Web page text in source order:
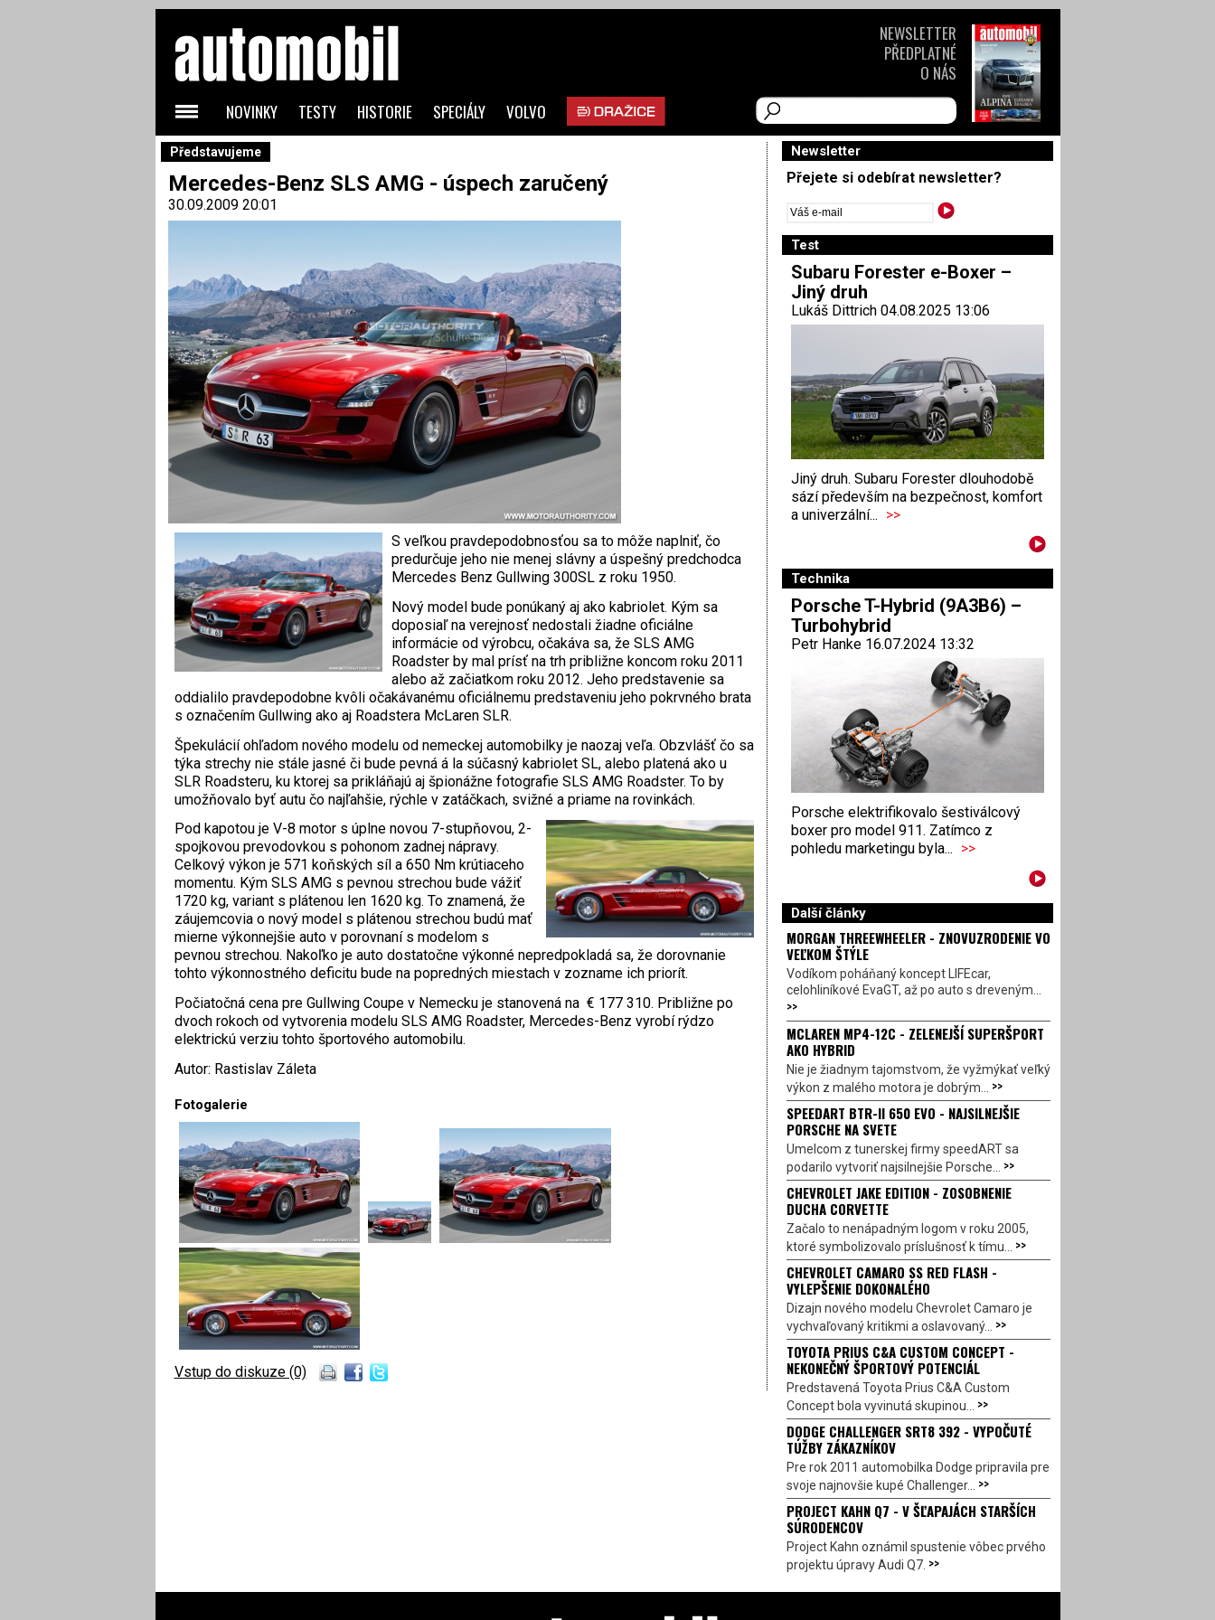
Představujeme
Mercedes-Benz SLS AMG - úspech zaručený
30.09.2009 20:01
S veľkou pravdepodobnosťou sa to môže naplniť, čo
predurčuje jeho nie menej slávny a úspešný predchodca
Mercedes Benz Gullwing 300SL z roku 1950.
Nový model bude ponúkaný aj ako kabriolet. Kým sa
doposiaľ na verejnosť nedostali žiadne oficiálne
informácie od výrobcu, očakáva sa, že SLS AMG
Roadster by mal prísť na trh približne koncom roku 2011
alebo až začiatkom roku 2012. Jeho predstavenie sa
oddialilo pravdepodobne kvôli očakávanému oficiálnemu predstaveniu jeho pokrvného brata
s označením Gullwing ako aj Roadstera McLaren SLR.
Špekulácií ohľadom nového modelu od nemeckej automobilky je naozaj veľa. Obzvlášť čo sa
týka strechy nie stále jasné či bude pevná á la súčasný kabriolet SL, alebo platená ako u
SLR Roadsteru, ku ktorej sa prikláňajú aj špionážne fotografie SLS AMG Roadster. To by
umožňovalo byť autu čo najľahšie, rýchle v zatáčkach, svižné a priame na rovinkách.
Pod kapotou je V-8 motor s úplne novou 7-stupňovou, 2-
spojkovou prevodovkou s pohonom zadnej nápravy.
Celkový výkon je 571 koňských síl a 650 Nm krútiaceho
momentu. Kým SLS AMG s pevnou strechou bude vážiť
1720 kg, variant s plátenou len 1620 kg. To znamená, že
záujemcovia o nový model s plátenou strechou budú mať
mierne výkonnejšie auto v porovnaní s modelom s
pevnou strechou. Nakoľko je auto dostatočne výkonné nepredpokladá sa, že dorovnanie
tohto výkonnostného deficitu bude na popredných miestach v zozname ich priorít.
Počiatočná cena pre Gullwing Coupe v Nemecku je stanovená na € 177 310. Približne po
dvoch rokoch od vytvorenia modelu SLS AMG Roadster, Mercedes-Benz vyrobí rýdzo
elektrickú verziu tohto športového automobilu.
Autor: Rastislav Záleta
Fotogalerie
Vstup do diskuze (0)
Newsletter
Přejete si odebírat newsletter?
Test
Subaru Forester e-Boxer –
Jiný druh
Lukáš Dittrich 04.08.2025 13:06
Jiný druh. Subaru Forester dlouhodobě
sází především na bezpečnost, komfort
a univerzální... >>
Technika
Porsche T-Hybrid (9A3B6) –
Turbohybrid
Petr Hanke 16.07.2024 13:32
Porsche elektrifikovalo šestiválcový
boxer pro model 911. Zatímco z
pohledu marketingu byla... >>
Další články
MORGAN THREEWHEELER - ZNOVUZRODENIE VO
VEĽKOM ŠTÝLE
Vodíkom poháňaný koncept LIFEcar,
celohliníkové EvaGT, až po auto s dreveným...
>>
MCLAREN MP4-12C - ZELENEJŠÍ SUPERŠPORT
AKO HYBRID
Nie je žiadnym tajomstvom, že vyžmýkať veľký
výkon z malého motora je dobrým... >>
SPEEDART BTR-II 650 EVO - NAJSILNEJŠIE
PORSCHE NA SVETE
Umelcom z tunerskej firmy speedART sa
podarilo vytvoriť najsilnejšie Porsche... >>
CHEVROLET JAKE EDITION - ZOSOBNENIE
DUCHA CORVETTE
Začalo to nenápadným logom v roku 2005,
ktoré symbolizovalo príslušnosť k tímu... >>
CHEVROLET CAMARO SS RED FLASH -
VYLEPŠENIE DOKONALÉHO
Dizajn nového modelu Chevrolet Camaro je
vychvaľovaný kritikmi a oslavovaný... >>
TOYOTA PRIUS C&A CUSTOM CONCEPT -
NEKONEČNÝ ŠPORTOVÝ POTENCIÁL
Predstavená Toyota Prius C&A Custom
Concept bola vyvinutá skupinou... >>
DODGE CHALLENGER SRT8 392 - VYPOČUTÉ
TÚŽBY ZÁKAZNÍKOV
Pre rok 2011 automobilka Dodge pripravila pre
svoje najnovšie kupé Challenger... >>
PROJECT KAHN Q7 - V ŠĽAPAJÁCH STARŠÍCH
SÚRODENCOV
Project Kahn oznámil spustenie vôbec prvého
projektu úpravy Audi Q7. >>
NOVINKY TESTY HISTORIE SPECIÁLY VOLVO
NEWSLETTER
PŘEDPLATNÉ
O NÁS